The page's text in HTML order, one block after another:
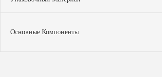
Основные Компоненты